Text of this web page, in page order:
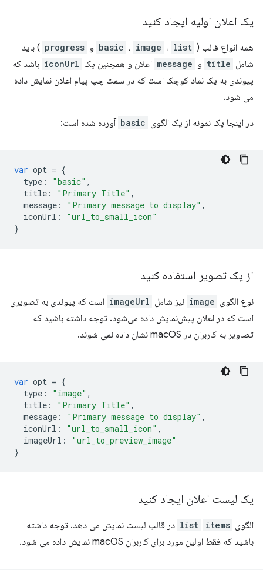
یک اعلان اولیه ایجاد کنید
همه انواع قالب ( basic ، image ، list و progress ) باید
شامل title و message اعلان و همچنین یک iconUrl باشد که
پیوندی به یک نماد کوچک است که در سمت چپ پیام اعلان نمایش داده
می شود.
در اینجا یک نمونه از یک الگوی basic آورده شده است:
var opt = {
type : "basic" ,
title : "Primary Title" ,
message : "Primary message to display" ,
iconUrl :
"url_to_small_icon"
}
از یک تصویر استفاده کنید
نوع الگوی image نیز شامل imageUrl است که پیوندی به تصویری
است که در اعلان پیش‌نمایش داده می‌شود. توجه داشته باشید که
تصاویر به کاربران در macOS نشان داده نمی شوند.
var opt = {
type : "image" ,
title : "Primary Title" ,
message : "Primary message to display" ,
iconUrl : "url_to_small_icon" ,
imageUrl :
"url_to_preview_image"
}
یک لیست اعلان ایجاد کنید
الگوی list items
در قالب لیست نمایش می دهد. توجه داشته
باشید که فقط اولین مورد برای کاربران macOS نمایش داده می شود.